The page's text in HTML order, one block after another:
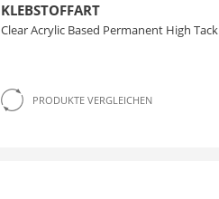
KLEBSTOFFART
Clear Acrylic Based Permanent High Tack
PRODUKTE VERGLEICHEN